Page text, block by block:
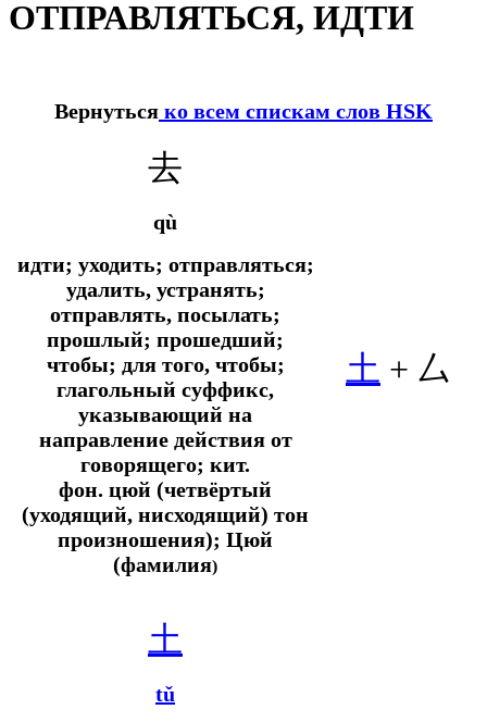
ОТПРАВЛЯТЬСЯ, ИДТИ
Вернуться ко всем спискам слов HSK
去
qù
идти; уходить; отправляться;
удалить, устранять;
отправлять, посылать;
прошлый; прошедший;
чтобы; для того, чтобы;
глагольный суффикс,
указывающий на
направление действия от
говорящего; кит.
фон. цюй (четвёртый
(уходящий, нисходящий) тон
произношения); Цюй
(фамилия)
土 + 厶
土
tǔ